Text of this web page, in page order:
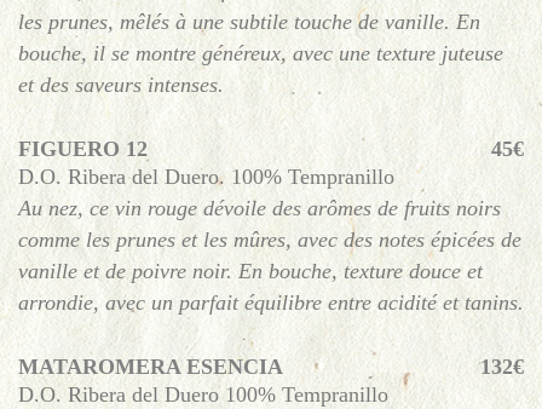
les prunes, mêlés à une subtile touche de vanille. En
bouche, il se montre généreux, avec une texture juteuse
et des saveurs intenses.
FIGUERO 12
45€
D.O. Ribera del Duero. 100% Tempranillo
Au nez, ce vin rouge dévoile des arômes de fruits noirs
comme les prunes et les mûres, avec des notes épicées de
vanille et de poivre noir. En bouche, texture douce et
arrondie, avec un parfait équilibre entre acidité et tanins.
MATAROMERA ESENCIA
132€
D.O. Ribera del Duero 100% Tempranillo